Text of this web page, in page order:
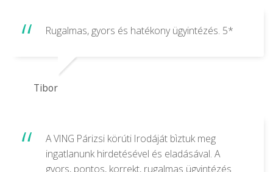
Rugalmas, gyors és hatékony ügyintézés. 5*
Tibor
A VING Párizsi körúti Irodáját bìztuk meg
ingatlanunk hirdetésével és eladásával. A
gyors, pontos, korrekt, rugalmas ügyintézés